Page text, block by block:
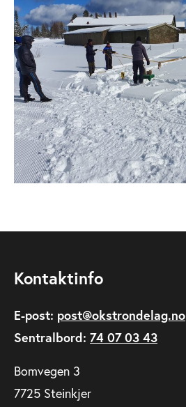
Kontaktinfo
E-post: post@okstrondelag.no
Sentralbord: 74 07 03 43
Bomvegen 3
7725 Steinkjer